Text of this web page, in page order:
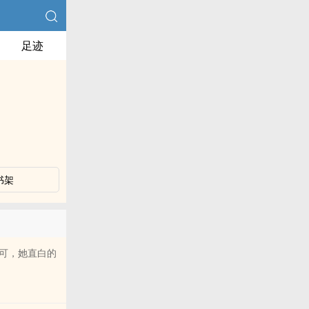
足迹
架
，她直白的